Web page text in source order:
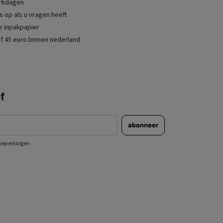
op als u vragen heeft
inpakpapier
euro binnen nederland
abonneer